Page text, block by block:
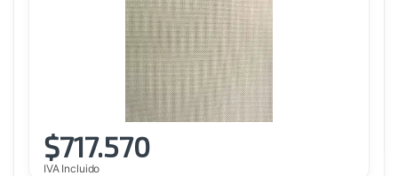
$717.570
IVA Incluido